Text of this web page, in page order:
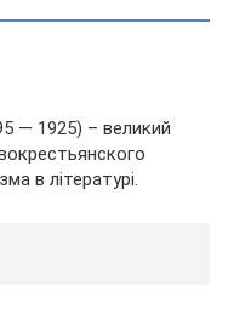
— 1925) – великий
в літературі.